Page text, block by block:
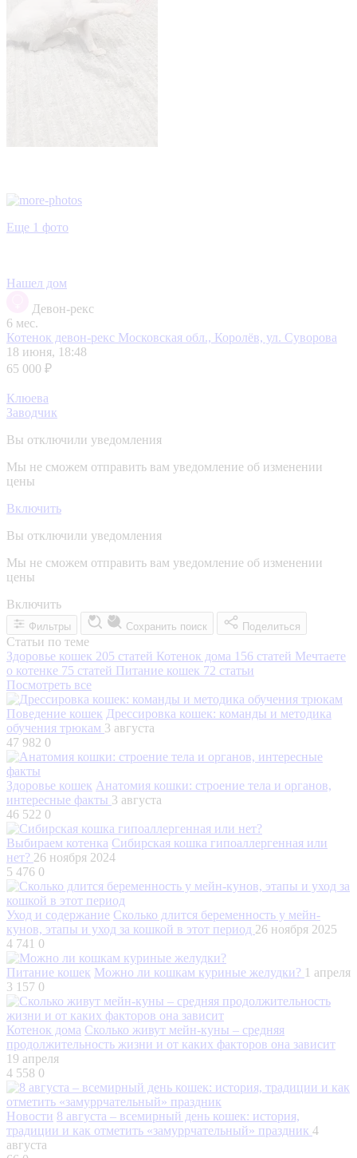
Еще 1 фото
Нашел дом
Девон-рекс
6 мес.
Котенок девон-рекс Московская обл., Королёв, ул. Суворова
18 июня, 18:48
65 000 ₽
Клюева
Заводчик
Вы отключили уведомления
Мы не сможем отправить вам уведомление об изменении
цены
Включить
Вы отключили уведомления
Мы не сможем отправить вам уведомление об изменении
цены
Включить
Фильтры Сохранить поиск Поделиться
Статьи по теме
Здоровье кошек 205 статей Котенок дома 156 статей Мечтаете
о котенке 75 статей Питание кошек 72 статьи
Посмотреть все
Поведение кошек Дрессировка кошек: команды и методика
обучения трюкам 3 августа
47 982 0
Здоровье кошек Анатомия кошки: строение тела и органов,
интересные факты 3 августа
46 522 0
Выбираем котенка Сибирская кошка гипоаллергенная или
нет? 26 ноября 2024
5 476 0
Уход и содержание Сколько длится беременность у мейн-
кунов, этапы и уход за кошкой в этот период 26 ноября 2025
4 741 0
Питание кошек Можно ли кошкам куриные желудки? 1 апреля
3 157 0
Котенок дома Сколько живут мейн-куны – средняя
продолжительность жизни и от каких факторов она зависит
19 апреля
4 558 0
Новости 8 августа – всемирный день кошек: история,
традиции и как отметить «замуррчательный» праздник 4
августа